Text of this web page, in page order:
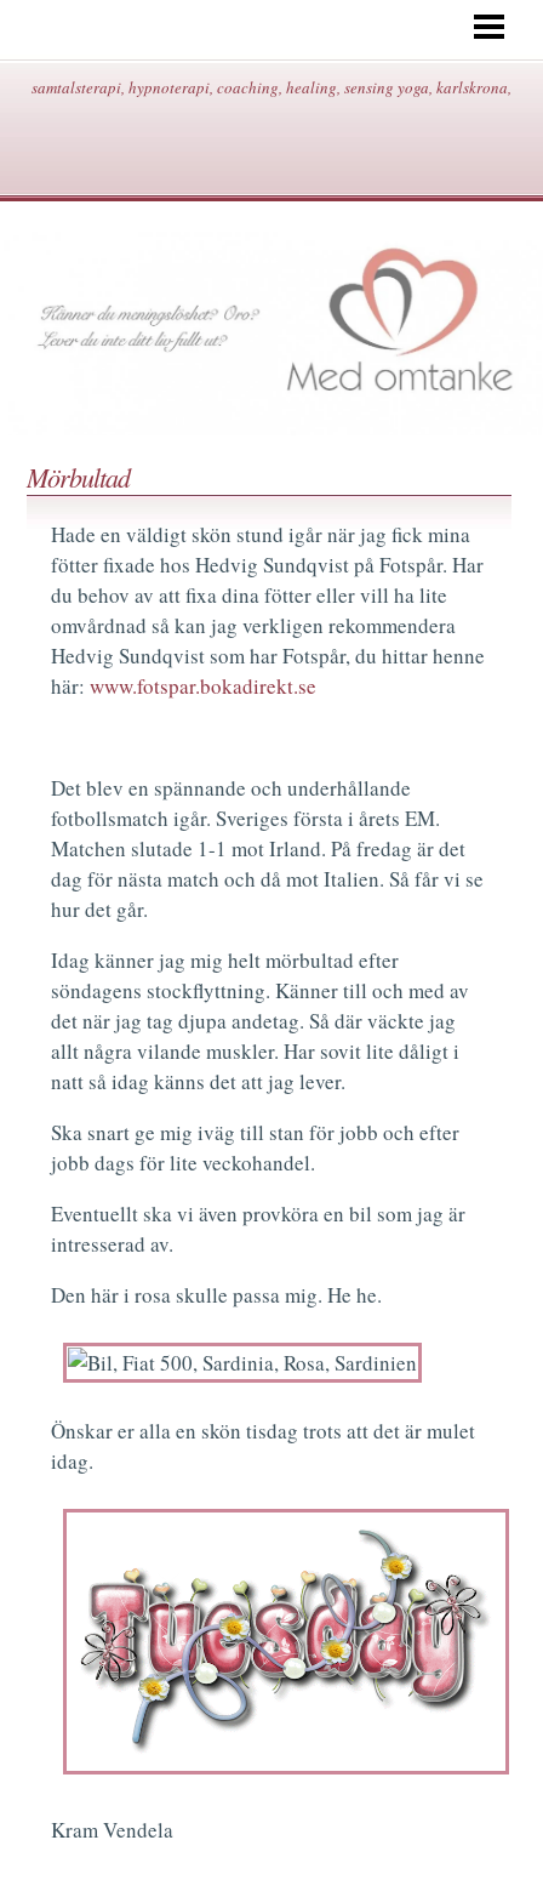
OM MIG/KONTAKT/ADRESS/
SENSING YOGA
samtalsterapi, hypnoterapi, coaching, healing, sensing yoga, karlskrona,
Mörbultad
Hade en väldigt skön stund igår när jag fick mina
fötter fixade hos Hedvig Sundqvist på Fotspår. Har
du behov av att fixa dina fötter eller vill ha lite
omvårdnad så kan jag verkligen rekommendera
Hedvig Sundqvist som har Fotspår, du hittar henne
här:www.fotspar.bokadirekt.se
Det blev en spännande och underhållande
fotbollsmatch igår. Sveriges första i årets EM.
Matchen slutade 1-1 mot Irland. På fredag är det
dag för nästa match och då mot Italien. Så får vi se
hur det går.
Idag känner jag mig helt mörbultad efter
söndagens stockflyttning. Känner till och med av
det när jag tag djupa andetag. Så där väckte jag
allt några vilande muskler. Har sovit lite dåligt i
natt så idag känns det att jag lever.
Ska snart ge mig iväg till stan för jobb och efter
jobb dags för lite veckohandel.
Eventuellt ska vi även provköra en bil som jag är
intresserad av.
Den här i rosa skulle passa mig. He he.
Önskar er alla en skön tisdag trots att det är mulet
idag.
Kram Vendela